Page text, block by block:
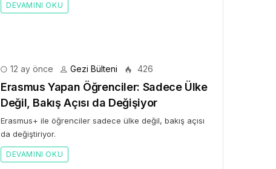
DEVAMINI OKU
12 ay önce Gezi Bülteni 426
Erasmus Yapan Öğrenciler: Sadece Ülke
Değil, Bakış Açısı da Değişiyor
Erasmus+ ile öğrenciler sadece ülke değil, bakış açısı
da değiştiriyor.
DEVAMINI OKU